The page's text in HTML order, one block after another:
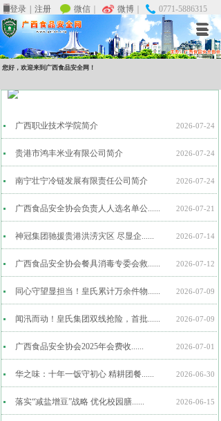
微博 ｜
微信 ｜ 0771-5886315
登录 注册 微博 ｜
微信 ｜ 0771-5886315
登录 注册
您好，欢迎来到广西食品安全网！
广西职业技术学院简介 2026-07-24
贵港市鸿丰米业有限公司简介 2026-07-24
南宁壮宁冷链发展有限责任公司简介 2026-07-24
广西食品安全协会负责人人选名单公...... 2026-07-21
神冠集团驰援贵港洪涝灾区 尽显企...... 2026-07-14
广西食品安全协会餐具消毒专委会救...... 2026-07-12
同心守望显担当！皇氏累计万余件物...... 2026-07-09
闻汛而动！皇氏集团双线抢险，首批...... 2026-07-09
广西食品安全协会2025年会费收...... 2026-07-01
华之味：十年一饭守初心 精耕团餐...... 2026-06-30
落实“减盐增豆”战略 优化校园膳...... 2026-06-15
协会动态